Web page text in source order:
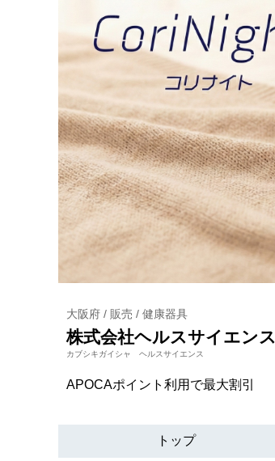
大阪府 / 販売 / 健康器具
株式会社ヘルスサイエンス
カブシキガイシャ ヘルスサイエンス
APOCAポイント利用で最大割引
トップ